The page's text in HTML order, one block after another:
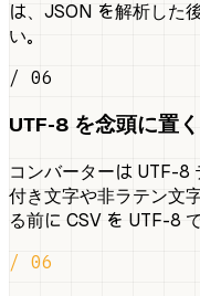
は、JSON を解析した
い。
/ 06
UTF-8 を念頭に置く
コンバーターは UTF-8
付き文字や非ラテン文
る前に CSV を UTF-8
/ 06